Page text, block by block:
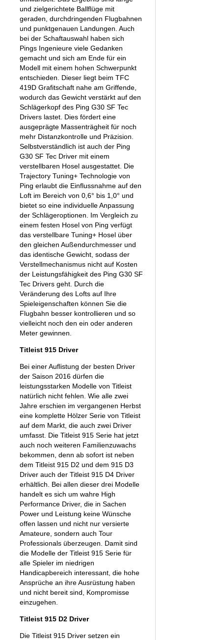
und zielgerichtete Ballflüge mit
geraden, durchdringenden Flugbahnen
und punktgenauen Landungen. Auch
bei der Schaftauswahl haben sich
Pings Ingenieure viele Gedanken
gemacht und sich am Ende für ein
Modell mit einem hohen Schwerpunkt
entschieden. Dieser liegt beim TFC
419D Grafitschaft nahe am Griffende,
wodurch das Gewicht verstärkt auf den
Schlägerkopf des Ping G30 SF Tec
Drivers lastet. Dies fördert eine
ausgeprägte Massenträgheit für noch
mehr Distanzkontrolle und Präzision.
Selbstverständlich ist auch der Ping
G30 SF Tec Driver mit einem
verstellbaren Hosel ausgestattet. Die
Trajectory Tuning+ Technologie von
Ping erlaubt die Einflussnahme auf den
Loft im Bereich von 0,6° bis 1,0° und
bietet so eine individuelle Anpassung
der Schlägeroptionen. Im Vergleich zu
einem festen Hosel von Ping verfügt
das verstellbare Tuning+ Hosel über
den gleichen Außendurchmesser und
das identische Gewicht, sodass der
Verstellmechanismus nicht auf Kosten
der Leistungsfähigkeit des Ping G30 SF
Tec Drivers geht. Durch die
Veränderung des Lofts auf Ihre
Spieleigenschaften können Sie die
Flugbahn besser kontrollieren und so
vielleicht noch den ein oder anderen
Meter gewinnen.
Titleist 915 Driver
Bei einer Auflistung der besten Driver
der Saison 2016 dürfen die
leistungsstarken Modelle von Titleist
natürlich nicht fehlen. Wie alle zwei
Jahre erschien im vergangenen Herbst
eine komplette Hölzer Serie von Titleist
auf dem Markt, die auch zwei Driver
umfasst. Die Titleist 915 Serie hat jetzt
auch noch weiteren Familienzuwachs
bekommen, denn ab sofort ist neben
dem Titleist 915 D2 und dem 915 D3
Driver auch der Titleist 915 D4 Driver
erhältlich. Bei allen dieser drei Modelle
handelt es sich um wahre High
Performance Driver, die in Sachen
Power und Leistung keine Wünsche
offen lassen und nicht nur versierte
Amateure, sondern auch Tour
Professionals überzeugen. Damit sind
die Modelle der Titleist 915 Serie für
alle Spieler im niedrigen
Handicapbereich interessant, die hohe
Ansprüche an ihre Ausrüstung haben
und nicht bereit sind, Kompromisse
einzugehen.
Titleist 915 D2 Driver
Die Titleist 915 Driver setzen ein